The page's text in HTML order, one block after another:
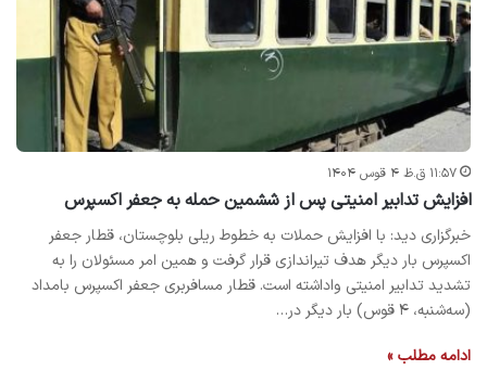
۱۱:۵۷ ق.ظ ۴ قوس ۱۴۰۴
افزایش تدابیر امنیتی پس از ششمین حمله به جعفر اکسپرس
خبرگزاری دید: با افزایش حملات به خطوط ریلی بلوچستان، قطار جعفر
اکسپرس بار دیگر هدف تیراندازی قرار گرفت و همین امر مسئولان را به
تشدید تدابیر امنیتی واداشته است. قطار مسافربری جعفر اکسپرس بامداد
(سه‌شنبه، ۴ قوس) بار دیگر در…
ادامه مطلب »